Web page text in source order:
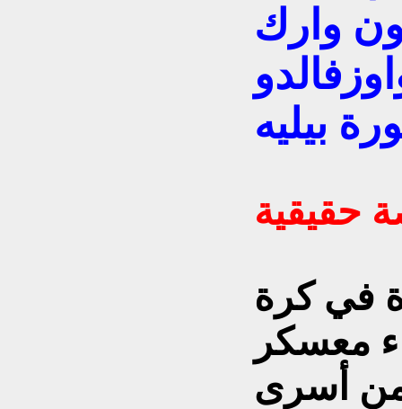
وارك
بيليه
حقيقية
في كرة
معسكر
من أسرى